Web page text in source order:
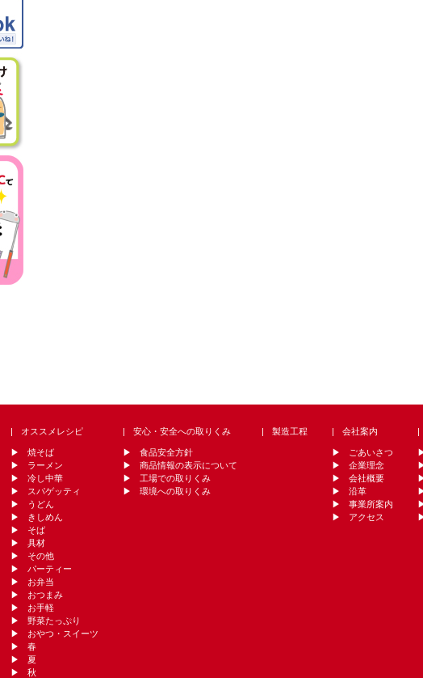
オススメレシピ
焼そば
ラーメン
冷し中華
スパゲッティ
うどん
きしめん
そば
具材
その他
パーティー
お弁当
おつまみ
お手軽
野菜たっぷり
おやつ・スイーツ
春
夏
秋
安心・安全への取りくみ
食品安全方針
商品情報の表示について
工場での取りくみ
環境への取りくみ
製造工程 会社案内
ごあいさつ
企業理念
会社概要
沿革
事業所案内
アクセス